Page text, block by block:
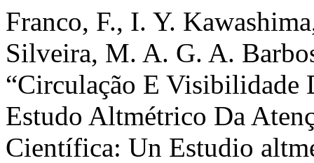
Franco, F., I. Y.
Silveira, M. A. G. A.
“Circulação E Visibilidade
Estudo Altmétrico Da
Científica: Un Estudio